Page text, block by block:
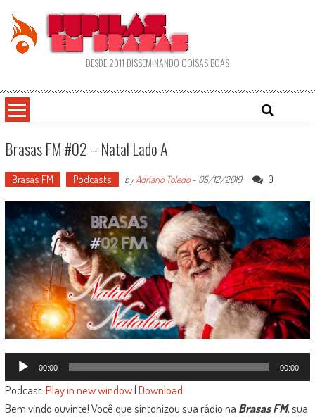
content
DESDE 2011 DISSEMINANDO COISAS BOAS
Brasas FM #02 – Natal Lado A
Brasas FM Podcasts byAdriano Toledo- 05/12/2019 0
Tocador
de
áudio
00:00 00:00
Podcast:Play in new window|Download
Bem vindo ouvinte! Você que sintonizou sua rádio na Brasas FM, sua